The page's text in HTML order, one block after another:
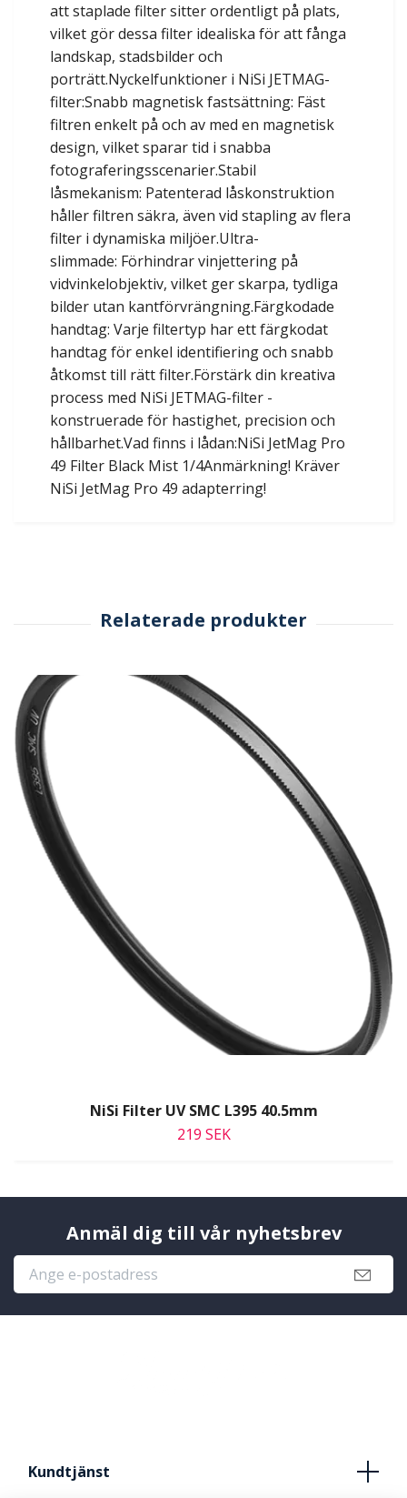
att staplade filter sitter ordentligt på plats,
vilket gör dessa filter idealiska för att fånga
landskap, stadsbilder och
porträtt.Nyckelfunktioner i NiSi JETMAG-
filter:Snabb magnetisk fastsättning: Fäst
filtren enkelt på och av med en magnetisk
design, vilket sparar tid i snabba
fotograferingsscenarier.Stabil
låsmekanism: Patenterad låskonstruktion
håller filtren säkra, även vid stapling av flera
filter i dynamiska miljöer.Ultra-
slimmade: Förhindrar vinjettering på
vidvinkelobjektiv, vilket ger skarpa, tydliga
bilder utan kantförvrängning.Färgkodade
handtag: Varje filtertyp har ett färgkodat
handtag för enkel identifiering och snabb
åtkomst till rätt filter.Förstärk din kreativa
process med NiSi JETMAG-filter -
konstruerade för hastighet, precision och
hållbarhet.Vad finns i lådan:NiSi JetMag Pro
49 Filter Black Mist 1/4Anmärkning! Kräver
NiSi JetMag Pro 49 adapterring!
NiSi Filter UV SMC L395 40.5mm
219 SEK
Anmäl dig till vår nyhetsbrev
Kundtjänst